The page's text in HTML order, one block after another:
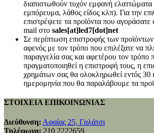
διαπιστωθούν τυχόν εμφανή
εμπόρευμα, λάθος είδος κλπ). Για την
επιστρέψετε τα προϊόντα που αγοράσατε
mail στο sales[at]led7[dot]net
Σε περίπτωση επιστροφής των
αφενός με τον τρόπο που επιλέξατε να
παραγγελία σας και αφετέρου τον τρόπο
πραγματοποιηθεί η επιστροφή τους, η
χρημάτων σας θα ολοκληρωθεί εντός 30
ημερομηνία που θα παραλάβουμε τα
ΣΤΟΙΧΕΙΑ ΕΠΙΚΟΙΝΩΝΙΑΣ
Διεύθυνση: Αφαίας 25, Γαλάτσι
Τηλέφωνο: 210 2222659